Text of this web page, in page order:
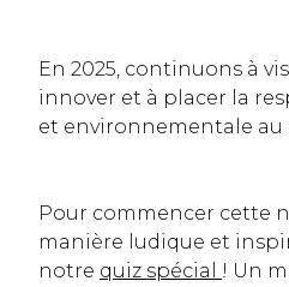
En 2025, continuons à
innover et à placer la
et environnementale
Pour commencer cette
manière ludique et
notre quiz spécial ! Un